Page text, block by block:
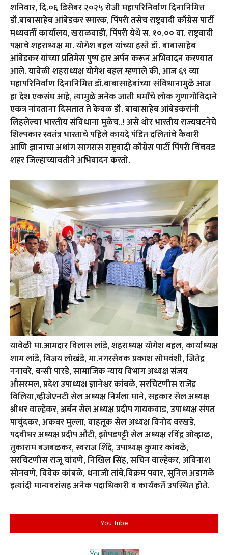
शनिवार, दि.०६ डिसेंबर २०२५ रोजी महापरिनिर्वाण दिनानिमित्त
डॉ.बाबासाहेब आंबेडकर स्मारक, पिंपरी तसेच राष्ट्रवादी काँग्रेस पार्टी
मध्यवर्ती कार्यालय, खराळवाडी, पिंपरी येथे स. १०.०० वा. राष्ट्रवादी
पक्षाचे शहराध्यक्ष मा. योगेश बहल यांच्या हस्ते डॉ. बाबासाहेब
आंबेडकर यांच्या प्रतिमेस पुष्प हार अर्पन करून अभिवादन करण्यात
आले. यावेळी शहराध्यक्ष योगेश बहल म्हणाले की, आज ६९ व्या
महापरिनिर्वाण दिनानिमित्त डॉ.बाबासाहेबांच्या संविधानामुळे आज
हा देश एकसंघ आहे, त्यामुळे अनेक जाती धर्मांचे लोक गुणागोंविदाने
एकत्र नांदताना दिसतात ते केवळ डॉ. बाबासाहेब आंबेडकरांनी
लिहलेल्या भारतीय संविधाना मुळेच..! असे थोर भारतीय राज्यघटनेचे
शिल्पकार स्वतंत्र भारताचे पहिले कायदे पंडित दलितांचे कैवारी
आणि ज्ञानाचा अथांग सागरास राष्ट्रवादी काँग्रेस पार्टी पिंपरी चिंचवड
शहर जिल्हाच्यावतीने अभिवादन करतो.
यावेळी मा.आमदार विलास लांडे, शहराध्यक्ष योगेश बहल, कार्याध्यक्ष
शाम लांडे, विजय लोखंडे, मा.नगरसेवक प्रकाश सोमवंशी, जितेंद्र
ननावरे, बन्सी पारडे, सामाजिक न्याय विभाग अध्यक्ष संजय
औसरमल, प्रदेश उपाध्यक्ष ज्ञानेश्वर कांबळे, सरचिटणीस राजेंद्र
विलिया,व्हीजेएनटी सेल अध्यक्ष निर्मला माने, सहकार सेल अध्यक्ष
श्रीधर वाल्हेकर, अर्बन सेल अध्यक्ष प्रदीप गायकवाड, उपाध्यक्ष संपत
पाचुंदकर, अकबर मुल्ला, वाहतूक सेल अध्यक्ष विनोद वरखडे,
पदवीधर अध्यक्ष प्रदीप औटी, झोपडपट्टी सेल अध्यक्ष रविंद्र ओव्हाळ,
तुकाराम बजबळकर, स्वराज शिंदे, उपाध्यक्ष कुमार कांबळे,
सरचिटणीस राजू चांदणे, निखिल सिंह, सचिन वाल्हेकर, अविनाश
सोनवणे, विवेक कांबळे, धनाजी तांबे,विक्रम पवार, सुनिल अडागळे
इत्यांदी मान्यवरांसह अनेक पदाधिकारी व कार्यकर्ते उपस्थित होते.
You Tube